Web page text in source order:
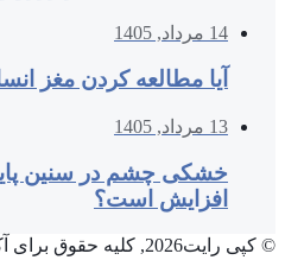
14 مرداد, 1405
آیا مطالعه کردن مغز
13 مرداد, 1405
خشکی چشم در سنین
افزایش است؟
© کپی رایت2026, کلیه حقوق برای آکس مگ محفوظ است.